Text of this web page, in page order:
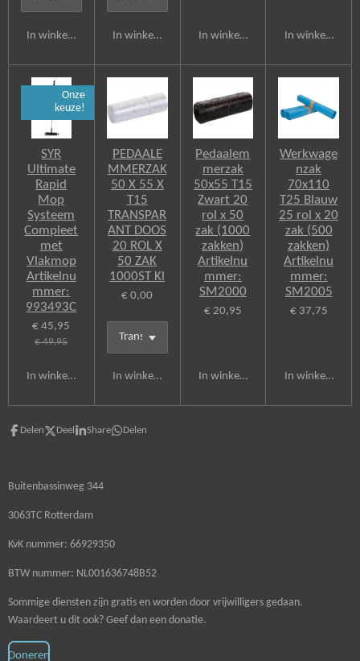
In winkelwagen In winkelwagen In winkelwagen In winkelwagen
Onze
keuze!
SYR
Ultimate
Rapid
Mop
Systeem
Compleet
met
Vlakmop
Artikelnu
mmer:
993493C
€ 45,95
€ 49,95
In winkelwagen
PEDAALE
MMERZAK
50 X 55 X
T15
TRANSPAR
ANT DOOS
20 ROL X
50 ZAK
1000ST Kl
€ 0,00
In winkelwagen
Pedaalem
merzak
50x55 T15
Zwart 20
rol x 50
zak (1000
zakken)
Artikelnu
mmer:
SM2000
€ 20,95
In winkelwagen
Werkwage
nzak
70x110
T25 Blauw
25 rol x 20
zak (500
zakken)
Artikelnu
mmer:
SM2005
€ 37,75
In winkelwagen
Delen Deel Share Delen
Buitenbassinweg 344
3063TC Rotterdam
KvK nummer: 66929350
BTW nummer: NL001636748B52
Sommige diensten zijn gratis en worden door vrijwilligers gedaan.
Waardeert u dit ook? Geef dan een donatie.
Doneren